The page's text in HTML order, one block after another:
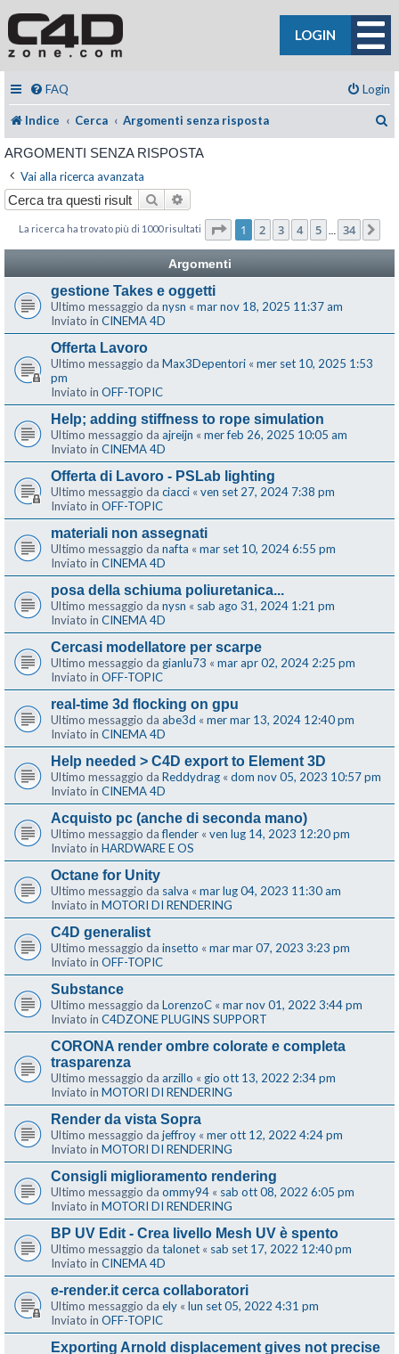
LOGIN
FAQ Login
Indice Cerca Argomenti senza risposta
ARGOMENTI SENZA RISPOSTA
Vai alla ricerca avanzata
Cerca
La ricerca ha trovato più di 1000 risultati Pagina di 34
1 2 3 4 5 34
Argomenti
gestione Takes e oggetti
Ultimo messaggio da nysn « mar nov 18, 2025 11:37 am
Inviato in CINEMA 4D
Offerta Lavoro
Ultimo messaggio da Max3Depentori « mer set 10, 2025 1:53
pm
Inviato in OFF-TOPIC
Help; adding stiffness to rope simulation
Ultimo messaggio da ajreijn « mer feb 26, 2025 10:05 am
Inviato in CINEMA 4D
Offerta di Lavoro - PSLab lighting
Ultimo messaggio da ciacci « ven set 27, 2024 7:38 pm
Inviato in OFF-TOPIC
materiali non assegnati
Ultimo messaggio da nafta « mar set 10, 2024 6:55 pm
Inviato in CINEMA 4D
posa della schiuma poliuretanica...
Ultimo messaggio da nysn « sab ago 31, 2024 1:21 pm
Inviato in CINEMA 4D
Cercasi modellatore per scarpe
Ultimo messaggio da gianlu73 « mar apr 02, 2024 2:25 pm
Inviato in OFF-TOPIC
real-time 3d flocking on gpu
Ultimo messaggio da abe3d « mer mar 13, 2024 12:40 pm
Inviato in CINEMA 4D
Help needed > C4D export to Element 3D
Ultimo messaggio da Reddydrag « dom nov 05, 2023 10:57 pm
Inviato in CINEMA 4D
Acquisto pc (anche di seconda mano)
Ultimo messaggio daflender « ven lug 14, 2023 12:20 pm
Inviato in HARDWARE E OS
Octane for Unity
Ultimo messaggio da salva « mar lug 04, 2023 11:30 am
Inviato in MOTORI DI RENDERING
C4D generalist
Ultimo messaggio da insetto « mar mar 07, 2023 3:23 pm
Inviato in OFF-TOPIC
Substance
Ultimo messaggio da LorenzoC « mar nov 01, 2022 3:44 pm
Inviato in C4DZONE PLUGINS SUPPORT
CORONA render ombre colorate e completa
trasparenza
Ultimo messaggio da arzillo « gio ott 13, 2022 2:34 pm
Inviato in MOTORI DI RENDERING
Render da vista Sopra
Ultimo messaggio da jeffroy « mer ott 12, 2022 4:24 pm
Inviato in MOTORI DI RENDERING
Consigli miglioramento rendering
Ultimo messaggio da ommy94 « sab ott 08, 2022 6:05 pm
Inviato in MOTORI DI RENDERING
BP UV Edit - Crea livello Mesh UV è spento
Ultimo messaggio da talonet « sab set 17, 2022 12:40 pm
Inviato in CINEMA 4D
e-render.it cerca collaboratori
Ultimo messaggio da ely « lun set 05, 2022 4:31 pm
Inviato in OFF-TOPIC
Exporting Arnold displacement gives not precise